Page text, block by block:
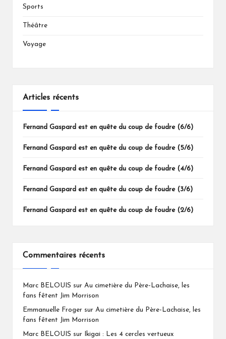
Sports
Théâtre
Voyage
Articles récents
Fernand Gaspard est en quête du coup de foudre (6/6)
Fernand Gaspard est en quête du coup de foudre (5/6)
Fernand Gaspard est en quête du coup de foudre (4/6)
Fernand Gaspard est en quête du coup de foudre (3/6)
Fernand Gaspard est en quête du coup de foudre (2/6)
Commentaires récents
Marc BELOUIS sur Au cimetière du Père-Lachaise, les
fans fêtent Jim Morrison
Emmanuelle Froger sur Au cimetière du Père-Lachaise, les
fans fêtent Jim Morrison
Marc BELOUIS sur Ikigai : Les 4 cercles vertueux